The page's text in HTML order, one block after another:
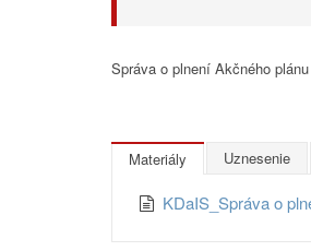
Správa o plnení Akčného
Materiály Uznesenie
KDaIS_Správa o